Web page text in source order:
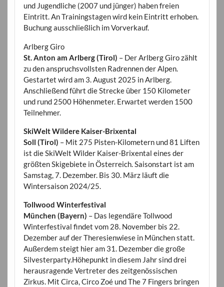
und Jugendliche (2007 und jünger) haben freien
Eintritt. An Trainingstagen wird kein Eintritt erhoben.
Buchung ausschließlich im Vorverkauf.
Arlberg Giro
St. Anton am Arlberg (Tirol) – Der Arlberg Giro zählt
zu den anspruchsvollsten Radrennen der Alpen.
Gestartet wird am 3. August 2025 in Arlberg.
Anschließend führt die Strecke über 150 Kilometer
und rund 2500 Höhenmeter. Erwartet werden 1500
Teilnehmer.
SkiWelt Wildere Kaiser-Brixental
Soll (Tirol) – Mit 275 Pisten-Kilometern und 81 Liften
ist die SkiWelt Wilder Kaiser-Brixental eines der
größten Skigebiete in Österreich. Saisonstart ist am
Samstag, 7. Dezember. Bis 30. März läuft die
Wintersaison 2024/25.
Tollwood Winterfestival
München (Bayern) – Das legendäre Tollwood
Winterfestival findet vom 28. November bis 22.
Dezember auf der Theresienwiese in München statt.
Außerdem steigt hier am 31. Dezember die große
Silvesterparty.Höhepunkt in diesem Jahr sind drei
herausragende Vertreter des zeitgenössischen
Zirkus. Mit Circa, Circo Zoé und The 7 Fingers bringen